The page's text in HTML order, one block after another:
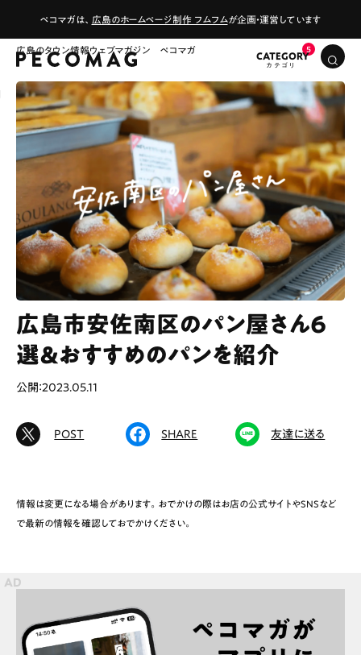
ペコマガは、 広島のホームページ制作 フムフムが企画・運営しています
広島のタウン情報ウェブマガジン ペコマガ
CATEGORY
# カフェ # ランチ # スイーツ
# 宮島
Outing
広島市安佐南区のパン屋さん6
選＆おすすめのパンを紹介
公開：2023.05.11
POST SHARE 友達に送る
情報は変更になる場合があります。おでかけの際はお店の公式サイトやSNSなど
で最新の情報を確認しておでかけください。